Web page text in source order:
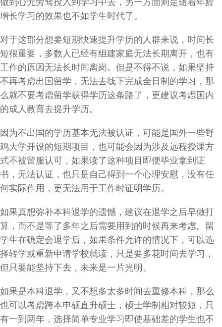
增长学习的效果也不如学生时代了。
对于这部分想要短期快速提升学历的人群来说，时间长
短很重要，多数人已经有组建家庭无法长期离开，也有
工作的原因无法长时间离岗。但是不得不说，如果坚持
不再考虑出国留学，无法去线下完成全日制的学习，那
么就不要考虑留学获得学历这条路了，更建议考虑国内
的成人教育去提升学历。
因为不出国的学历基本无法被认证，可能是国外一些野
鸡大学开设的短期项目，也可能会因为涉及远程授课方
式不被留服认可，如果读了这种项目即便毕业拿到证
书，无法认证，也只是自己得到一个心理安慰，没有任
何实际作用，更无法用于工作时证明学历。
如果真想弥补本科退学的遗憾，建议在退学之后早做打
算，而不是等了多年之后需要用到的时候再来考虑。留
学生在确定会退学后，如果条件允许的情况下，可以选
择转学或重新申请学校就读，只是要多花时间去学习，
但只要能坚持下去，未来是一片光明。
如果是本科退学，又不想多太多时间去重修本科，那么
也可以考虑跨本申硕直升硕士，硕士学制相对较短，只
有一到两年，选择简单专业学习即使基础差的学生也不